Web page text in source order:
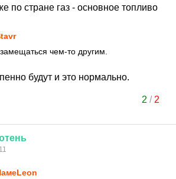
по стране газ - основное топливо
чем-то другим.
будут и это нормально.
2 / 2